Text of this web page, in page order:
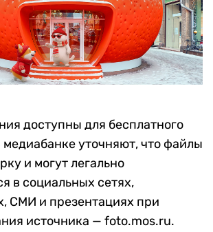
доступны для бесплатного
уточняют, что файлы
и могут легально
в социальных сетях,
СМИ и презентациях при
источника — foto.mos.ru.